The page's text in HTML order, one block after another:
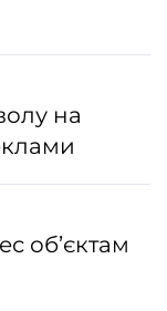
на
об’єктам